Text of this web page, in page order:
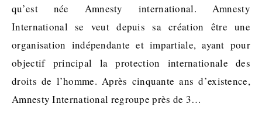
qu’est née Amnesty international. Amnesty
International se veut depuis sa création être une
organisation indépendante et impartiale, ayant pour
objectif principal la protection internationale des
droits de l’homme. Après cinquante ans d’existence,
Amnesty International regroupe près de 3…